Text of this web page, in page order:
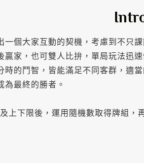
一個大家互動的契機，考慮到不只
贏家，也可雙人比拚，單局玩法迅
時的鬥智，皆能滿足不同客群，適
為最終的勝者。
上下限後，運用隨機數取得牌組